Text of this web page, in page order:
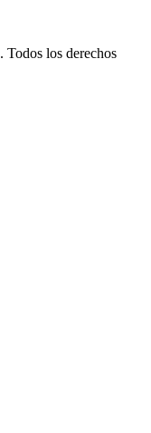
los derechos